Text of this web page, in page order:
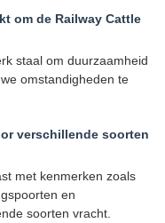
om de Railway Cattle
staal om duurzaamheid
omstandigheden te
verschillende soorten
met kenmerken zoals
en
soorten vracht.